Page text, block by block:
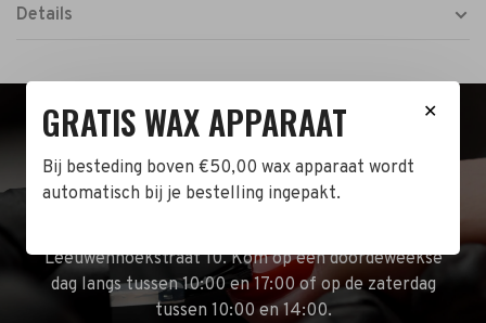
Details
BEZOEK DE WINKEL!
Naast de online shop hebben wij ook een fysieke
Leeuwenhoekstraat 10. Kom op een doordeweekse
dag langs tussen 10:00 en 17:00 of op de zaterdag
tussen 10:00 en 14:00.
✕
GRATIS WAX APPARAAT
Bij besteding boven €50,00 wax apparaat wordt
automatisch bij je bestelling ingepakt.